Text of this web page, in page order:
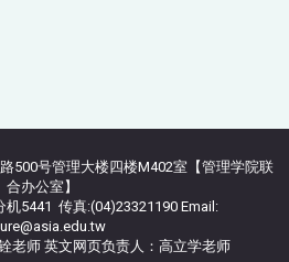
500号管理大楼四楼M402室【管理学院联
合办公室】
机5441 传真:(04)23321190 Email:
老师 英文网页负责人：高立学老师